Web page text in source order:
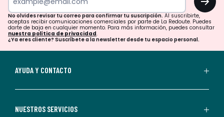
para
confirmar
tu
suscripción.
aceptas
No olvides revisar tu correo para confirmar tu suscripción. Al suscribirte,
aceptas recibir comunicaciones comerciales por parte de La Redoute. Puedes
darte de baja en cualquier momento. Para más información, puedes consultar
nuestra política de privacidad.
¿Ya eres cliente? Suscríbete a la newsletter desde tu espacio personal.
AYUDA Y CONTACTO
NUESTROS SERVICIOS